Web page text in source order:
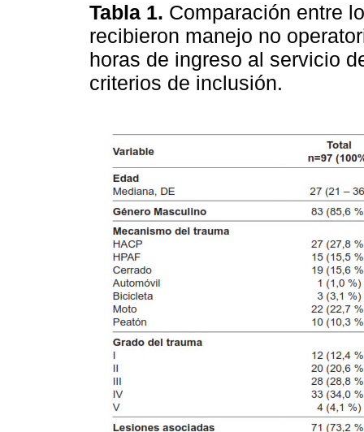
Tabla 1. Comparación entre
recibieron manejo no
horas de ingreso al servicio
criterios de inclusión.